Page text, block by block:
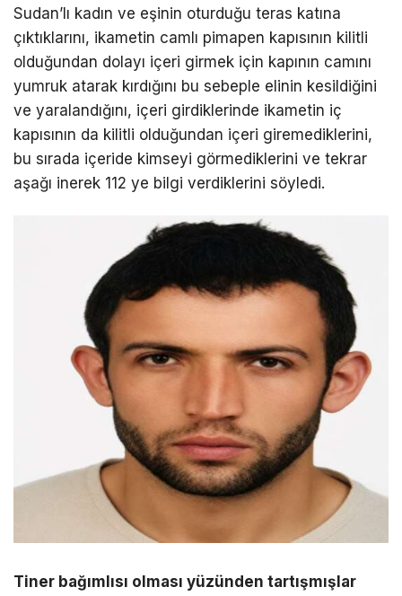
Sudan’lı kadın ve eşinin oturduğu teras katına
çıktıklarını, ikametin camlı pimapen kapısının kilitli
olduğundan dolayı içeri girmek için kapının camını
yumruk atarak kırdığını bu sebeple elinin kesildiğini
ve yaralandığını, içeri girdiklerinde ikametin iç
kapısının da kilitli olduğundan içeri giremediklerini,
bu sırada içeride kimseyi görmediklerini ve tekrar
aşağı inerek 112 ye bilgi verdiklerini söyledi.
Tiner bağımlısı olması yüzünden tartışmışlar